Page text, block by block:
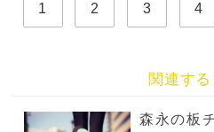
1 2 3 4
関連す
森永の板